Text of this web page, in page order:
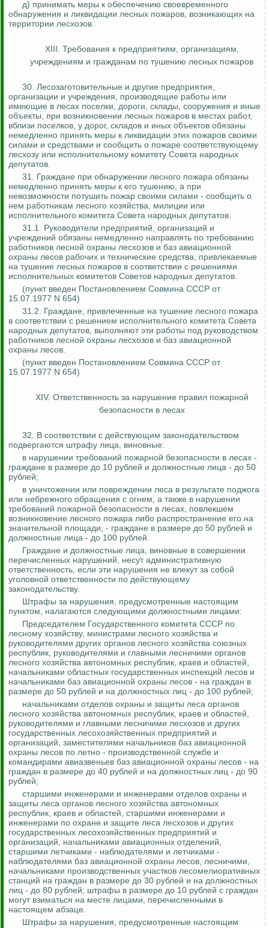
д) принимать меры к обеспечению своевременного
обнаружения и ликвидации лесных пожаров, возникающих на
территории лесхозов.
XIII. Требования к предприятиям, организациям,
учреждениям и гражданам по тушению лесных пожаров
30. Лесозаготовительные и другие предприятия,
организации и учреждения, производящие работы или
имеющие в лесах поселки, дороги, склады, сооружения и иные
объекты, при возникновении лесных пожаров в местах работ,
вблизи поселков, у дорог, складов и иных объектов обязаны
немедленно принять меры к ликвидации этих пожаров своими
силами и средствами и сообщить о пожаре соответствующему
лесхозу или исполнительному комитету Совета народных
депутатов.
31. Граждане при обнаружении лесного пожара обязаны
немедленно принять меры к его тушению, а при
невозможности потушить пожар своими силами - сообщить о
нем работникам лесного хозяйства, милиции или
исполнительного комитета Совета народных депутатов.
31.1. Руководители предприятий, организаций и
учреждений обязаны немедленно направлять по требованию
работников лесной охраны лесхозов и баз авиационной
охраны лесов рабочих и технические средства, привлекаемые
на тушение лесных пожаров в соответствии с решениями
исполнительных комитетов Советов народных депутатов.
(пункт введен Постановлением Совмина СССР от
15.07.1977 N 654)
31.2. Граждане, привлеченные на тушение лесного пожара
в соответствии с решением исполнительного комитета Совета
народных депутатов, выполняют эти работы под руководством
работников лесной охраны лесхозов и баз авиационной
охраны лесов.
(пункт введен Постановлением Совмина СССР от
15.07.1977 N 654)
XIV. Ответственность за нарушение правил пожарной
безопасности в лесах
32. В соответствии с действующим законодательством
подвергаются штрафу лица, виновные:
в нарушении требований пожарной безопасности в лесах -
граждане в размере до 10 рублей и должностные лица - до 50
рублей;
в уничтожении или повреждении леса в результате поджога
или небрежного обращения с огнем, а также в нарушении
требований пожарной безопасности в лесах, повлекшем
возникновение лесного пожара либо распространение его на
значительной площади, - граждане в размере до 50 рублей и
должностные лица - до 100 рублей.
Граждане и должностные лица, виновные в совершении
перечисленных нарушений, несут административную
ответственность, если эти нарушения не влекут за собой
уголовной ответственности по действующему
законодательству.
Штрафы за нарушения, предусмотренные настоящим
пунктом, налагаются следующими должностными лицами:
Председателем Государственного комитета СССР по
лесному хозяйству, министрами лесного хозяйства и
руководителями других органов лесного хозяйства союзных
республик, руководителями и главными лесничими органов
лесного хозяйства автономных республик, краев и областей,
начальниками областных государственных инспекций лесов и
начальниками баз авиационной охраны лесов - на граждан в
размере до 50 рублей и на должностных лиц - до 100 рублей;
начальниками отделов охраны и защиты леса органов
лесного хозяйства автономных республик, краев и областей,
руководителями и главными лесничими лесхозов и других
государственных лесохозяйственных предприятий и
организаций, заместителями начальников баз авиационной
охраны лесов по летно - производственной службе и
командирами авиазвеньев баз авиационной охраны лесов - на
граждан в размере до 40 рублей и на должностных лиц - до 90
рублей;
старшими инженерами и инженерами отделов охраны и
защиты леса органов лесного хозяйства автономных
республик, краев и областей, старшими инженерами и
инженерами по охране и защите леса лесхозов и других
государственных лесохозяйственных предприятий и
организаций, начальниками авиационных отделений,
старшими летчиками - наблюдателями и летчиками -
наблюдателями баз авиационной охраны лесов, лесничими,
начальниками производственных участков лесомелиоративных
станций на граждан в размере до 30 рублей и на должностных
лиц - до 80 рублей; штрафы в размере до 10 рублей с граждан
могут взиматься на месте лицами, перечисленными в
настоящем абзаце.
Штрафы за нарушения, предусмотренные настоящим